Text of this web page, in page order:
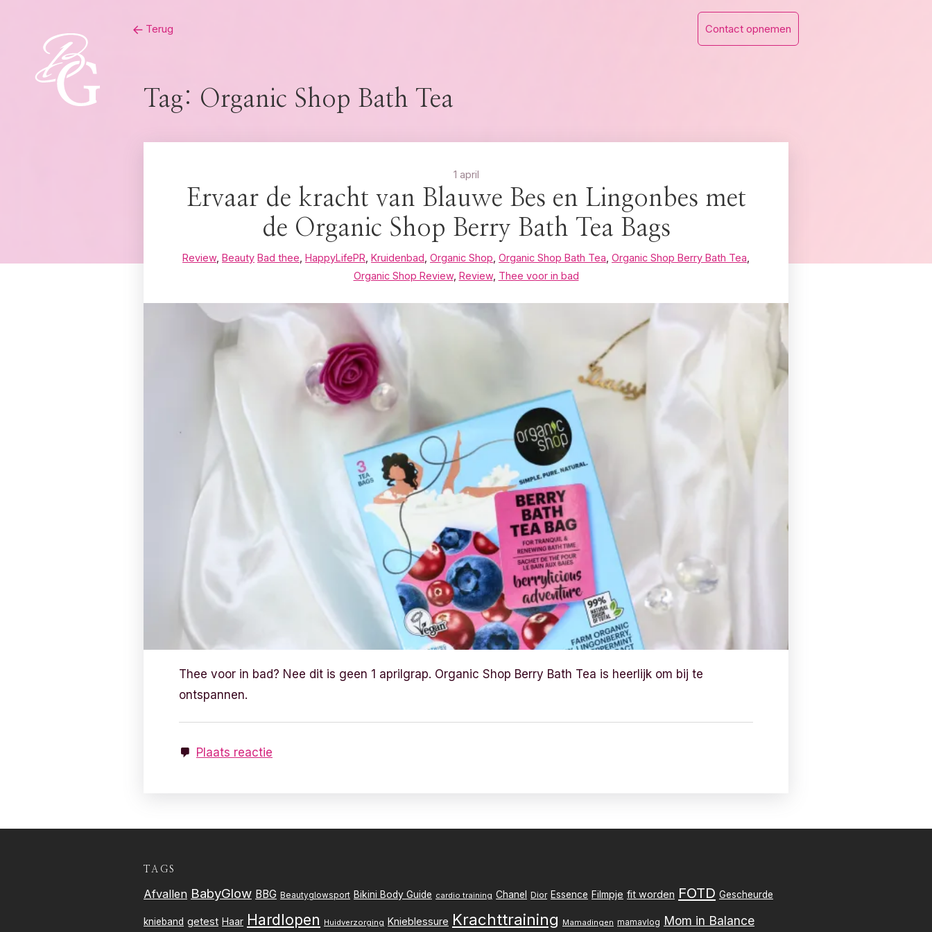
Terug Contact opnemen
Tag: Organic Shop Bath Tea
1 april
Ervaar de kracht van Blauwe Bes en Lingonbes met
de Organic Shop Berry Bath Tea Bags
Review, Beauty Bad thee HappyLifePR Kruidenbad Organic Shop Organic Shop Bath Tea Organic Shop Berry Bath Tea
Organic Shop Review, Review, Thee voor in bad
Thee voor in bad? Nee dit is geen 1 aprilgrap. Organic Shop Berry Bath Tea is heerlijk om bij te
ontspannen.
Plaats reactie
TAGS
Afvallen BabyGlow BBG Beautyglowsport Bikini Body Guide cardio training Chanel Dior Essence Filmpje fit worden FOTD Gescheurde
knieband getest Haar Hardlopen Huidverzorging Knieblessure Krachttraining Mamadingen mamavlog Mom in Balance